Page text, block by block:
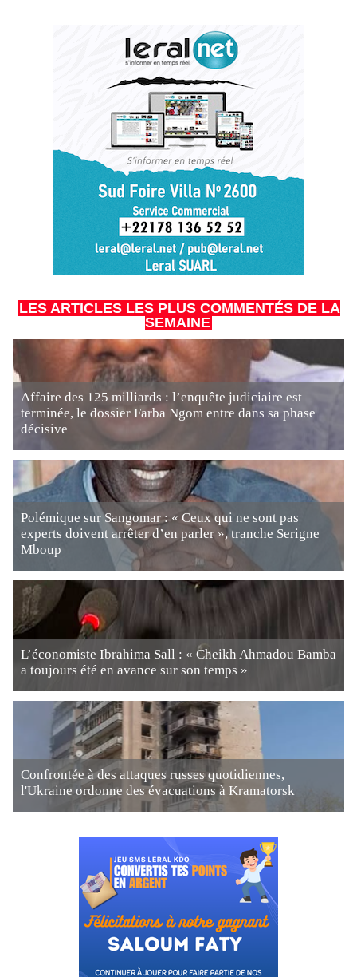
LES ARTICLES LES PLUS COMMENTÉS DE LA
SEMAINE
Affaire des 125 milliards : l’enquête judiciaire est
terminée, le dossier Farba Ngom entre dans sa phase
décisive
Polémique sur Sangomar : « Ceux qui ne sont pas
experts doivent arrêter d’en parler », tranche Serigne
Mboup
L’économiste Ibrahima Sall : « Cheikh Ahmadou Bamba
a toujours été en avance sur son temps »
Confrontée à des attaques russes quotidiennes,
l'Ukraine ordonne des évacuations à Kramatorsk